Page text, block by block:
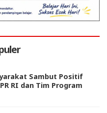
Sambut Positif
RI dan Tim Program